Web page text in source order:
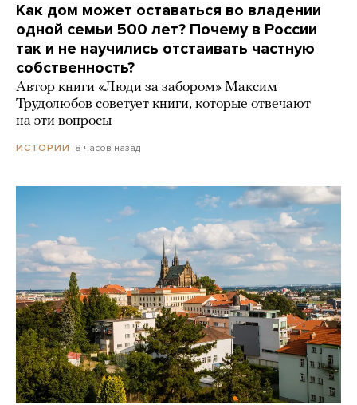
Как дом может оставаться во владении
одной семьи 500 лет? Почему в России
так и не научились отстаивать частную
собственность?
Автор книги «Люди за забором» Максим
Трудолюбов советует книги, которые отвечают
на эти вопросы
ИСТОРИИ 8 часов назад